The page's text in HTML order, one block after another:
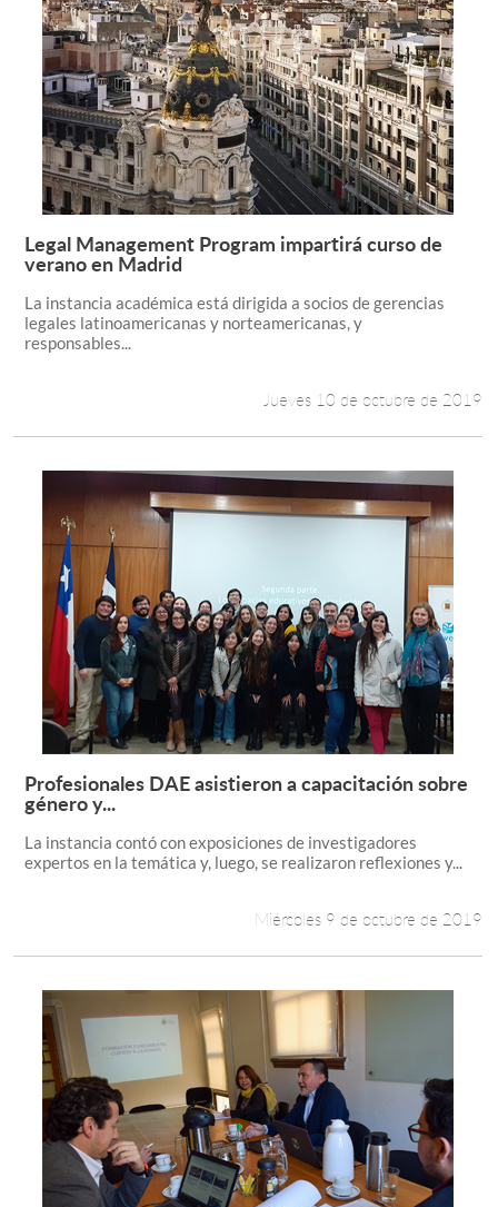
Leer más +
Legal Management Program impartirá curso de
verano en Madrid
La instancia académica está dirigida a socios de gerencias
legales latinoamericanas y norteamericanas, y
responsables...
Jueves 10 de octubre de 2019
Leer más +
Profesionales DAE asistieron a capacitación sobre
género y...
La instancia contó con exposiciones de investigadores
expertos en la temática y, luego, se realizaron reflexiones y...
Miércoles 9 de octubre de 2019